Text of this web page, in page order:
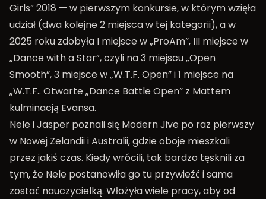
Girls” 2018 — w pierwszym konkursie, w którym wzięła
udział (dwa kolejne 2 miejsca w tej kategorii), a w
2025 roku zdobyła I miejsce w „ProAm”, III miejsce w
„Dance with a Star”, czyli na 3 miejscu „Open
Smooth”, 3 miejsce w „W.T.F. Open” i 1 miejsce na
„W.T.F.. Otwarte „Dance Battle Open” z Mattem
kulminacją Evansa.
Nele i Jasper poznali się Modern Jive po raz pierwszy
w Nowej Zelandii i Australii, gdzie oboje mieszkali
przez jakiś czas. Kiedy wrócili, tak bardzo tęsknili za
tym, że Nele postanowiła go tu przywieźć i sama
zostać nauczycielką. Włożyła wiele pracy, aby od